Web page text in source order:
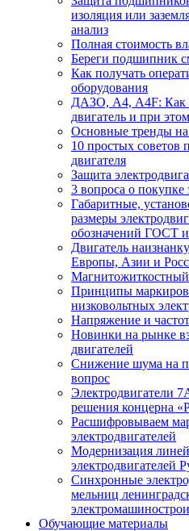
изоляция или
анализ
Полная стоимость
Береги подшипник
Как получать
оборудования
ДАЗО, А4, А4F: Как
двигатель и при
Основные тренды
10 простых
двигателя
Защита
3 вопроса о покупке
Габаритные,
размеры
обозначений ГОСТ
Двигатель
Европы, Азии и
Принципы
низковольтных
Напряжение и
Новинки на рынке
двигателей
Снижение шума на
вопрос
Электродвигатели
решения концерна
Расшифровываем
электродвигателей
Модернизация
электродвигателей
Синхронные
мельниц
Обучающие материалы